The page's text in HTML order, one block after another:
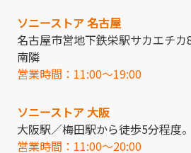
ソニーストア 名古屋
名古屋市営地下鉄栄駅サカエチ
南隣
営業時間：11:00～19:00
ソニーストア 大阪
大阪駅／梅田駅から徒歩5分程度
営業時間：11:00～20:00